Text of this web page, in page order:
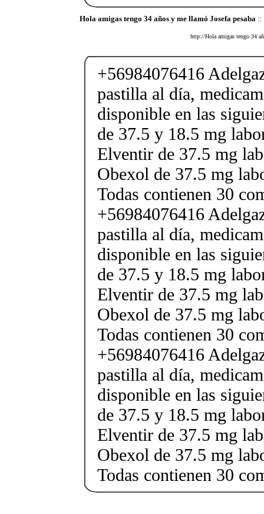
Hola amigas tengo 34 años y me llamó Josefa pesaba ::
http://Hola amigas tengo 34
+56984076416
pastilla al día,
disponible en las
de 37.5 y 18.5 mg
Elventir de 37.5 mg
Obexol de 37.5 mg
Todas contienen 30
+56984076416
pastilla al día,
disponible en las
de 37.5 y 18.5 mg
Elventir de 37.5 mg
Obexol de 37.5 mg
Todas contienen 30
+56984076416
pastilla al día,
disponible en las
de 37.5 y 18.5 mg
Elventir de 37.5 mg
Obexol de 37.5 mg
Todas contienen 30